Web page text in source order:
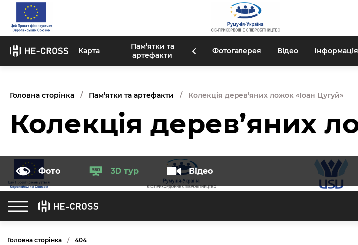
Карта
Пам’ятки та
артефакти
Фотогалерея Відео Інформація
Головна сторінка Пам’ятки та артефакти Колекція дерев’яних ложок «Іоан Цугуй»
Колекція дерев’яних
Фото 3D тур Відео